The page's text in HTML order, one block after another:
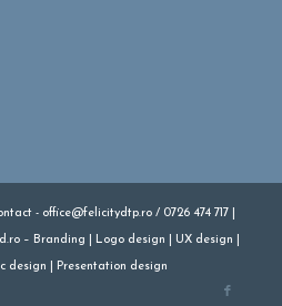
- office@felicitydtp.ro / 0726 474 717 |
– Branding Logo design UX design
design Presentation design